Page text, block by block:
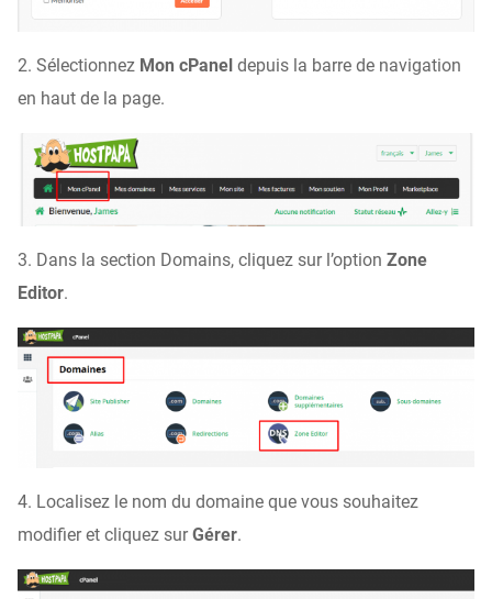
2. Sélectionnez Mon cPanel depuis la barre de navigation
en haut de la page.
3. Dans la section Domains, cliquez sur l’option Zone
Editor.
4. Localisez le nom du domaine que vous souhaitez
modifier et cliquez surGérer.